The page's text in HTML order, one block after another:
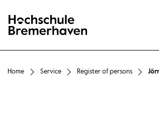
Hochschule Bremerhaven
Home Service Register of persons